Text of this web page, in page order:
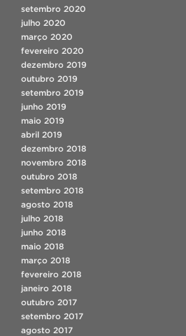
setembro 2020
julho 2020
março 2020
fevereiro 2020
dezembro 2019
outubro 2019
setembro 2019
junho 2019
maio 2019
abril 2019
dezembro 2018
novembro 2018
outubro 2018
setembro 2018
agosto 2018
julho 2018
junho 2018
maio 2018
março 2018
fevereiro 2018
janeiro 2018
outubro 2017
setembro 2017
agosto 2017